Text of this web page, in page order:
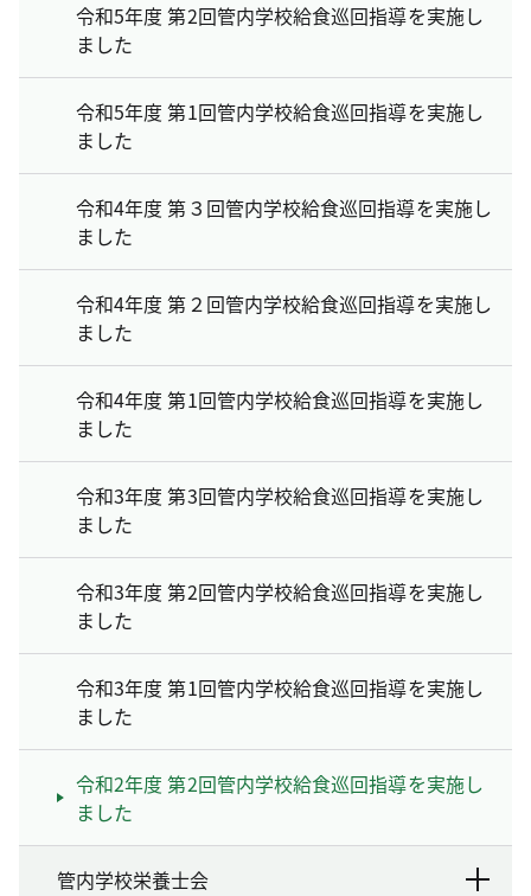
令和5年度 第2回管内学校給食巡回指導を実施し
ました
令和5年度 第1回管内学校給食巡回指導を実施し
ました
令和4年度 第３回管内学校給食巡回指導を実施し
ました
令和4年度 第２回管内学校給食巡回指導を実施し
ました
令和4年度 第1回管内学校給食巡回指導を実施し
ました
令和3年度 第3回管内学校給食巡回指導を実施し
ました
令和3年度 第2回管内学校給食巡回指導を実施し
ました
令和3年度 第1回管内学校給食巡回指導を実施し
ました
令和2年度 第2回管内学校給食巡回指導を実施し
ました
管内学校栄養士会